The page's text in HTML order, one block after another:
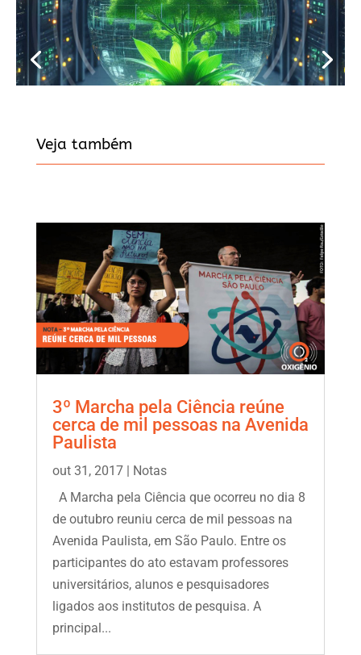
Veja também
3º Marcha pela Ciência reúne
cerca de mil pessoas na Avenida
Paulista
out 31, 2017| Notas
A Marcha pela Ciência que ocorreu no dia 8
de outubro reuniu cerca de mil pessoas na
Avenida Paulista, em São Paulo. Entre os
participantes do ato estavam professores
universitários, alunos e pesquisadores
ligados aos institutos de pesquisa. A
principal...